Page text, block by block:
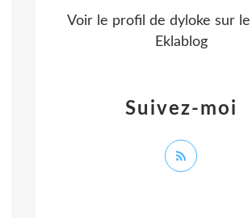
Suivez-moi
Voir le profil de dyloke sur
Eklablog